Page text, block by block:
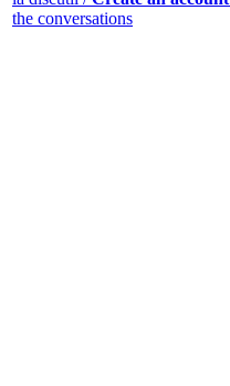
the conversations